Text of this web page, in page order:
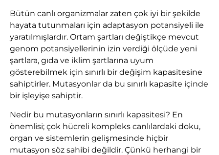
Bütün canlı organizmalar zaten çok iyi bir şekilde
hayata tutunmaları için adaptasyon potansiyeli ile
yaratılmışlardır. Ortam şartları değiştikçe mevcut
genom potansiyellerinin izin verdiği ölçüde yeni
şartlara, gıda ve iklim şartlarına uyum
gösterebilmek için sınırlı bir değişim kapasitesine
sahiptirler. Mutasyonlar da bu sınırlı kapasite içinde
bir işleyişe sahiptir.
Nedir bu mutasyonların sınırlı kapasitesi? En
önemlisi; çok hücreli kompleks canlılardaki doku,
organ ve sistemlerin gelişmesinde hiçbir
mutasyon söz sahibi değildir. Çünkü herhangi bir